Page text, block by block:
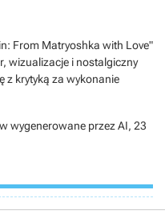
From Matryoshka with Love"
wizualizacje i nostalgiczny
z krytyką za wykonanie
wygenerowane przez AI, 23